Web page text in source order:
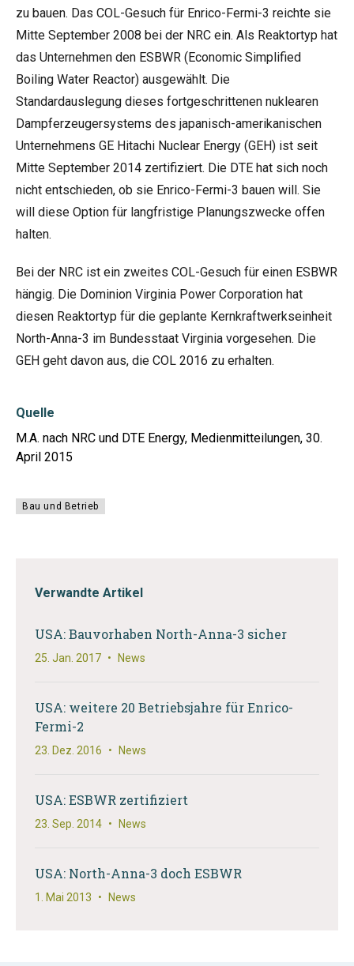
zu bauen. Das COL-Gesuch für Enrico-Fermi-3 reichte sie
Mitte September 2008 bei der NRC ein. Als Reaktortyp hat
das Unternehmen den ESBWR (Economic Simplified
Boiling Water Reactor) ausgewählt. Die
Standardauslegung dieses fortgeschrittenen nuklearen
Dampferzeugersystems des japanisch-amerikanischen
Unternehmens GE Hitachi Nuclear Energy (GEH) ist seit
Mitte September 2014 zertifiziert. Die DTE hat sich noch
nicht entschieden, ob sie Enrico-Fermi-3 bauen will. Sie
will diese Option für langfristige Planungszwecke offen
halten.
Bei der NRC ist ein zweites COL-Gesuch für einen ESBWR
hängig. Die Dominion Virginia Power Corporation hat
diesen Reaktortyp für die geplante Kernkraftwerkseinheit
North-Anna-3 im Bundesstaat Virginia vorgesehen. Die
GEH geht davon aus, die COL 2016 zu erhalten.
Quelle
M.A. nach NRC und DTE Energy, Medienmitteilungen, 30.
April 2015
Bau und Betrieb
Verwandte Artikel
USA: Bauvorhaben North-Anna-3 sicher
25. Jan. 2017 • News
USA: weitere 20 Betriebsjahre für Enrico-
Fermi-2
23. Dez. 2016 • News
USA: ESBWR zertifiziert
23. Sep. 2014 • News
USA: North-Anna-3 doch ESBWR
1. Mai 2013 • News